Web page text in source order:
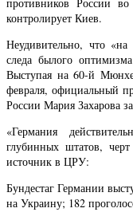
контролирует Киев.
Неудивительно, что
следа былого
Выступая на 60-й
февраля, официальный
России Мария Захарова
«Германия
глубинных штатов,
источник в ЦРУ:
Бундестаг Германии
на Украину; 182